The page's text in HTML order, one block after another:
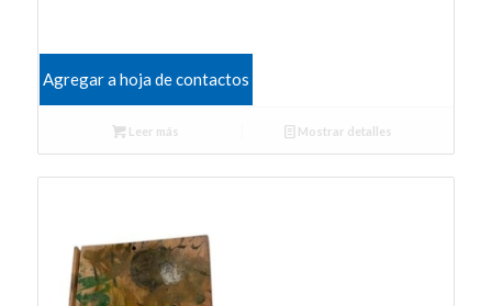
Agregar a hoja de contactos
Leer más Mostrar detalles